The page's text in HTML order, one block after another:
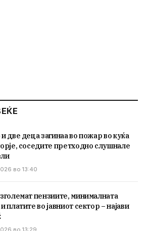
и две деца загинаа во пожар во куќа
соседите претходно слушнале
во 13:40
пензиите, минималната
платите во јавниот сектор – најави
во 13:29